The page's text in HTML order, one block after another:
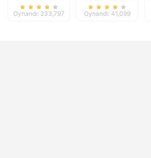
Pacific 2018
Oynandı: 233,797
3D
Oynandı: 41,099